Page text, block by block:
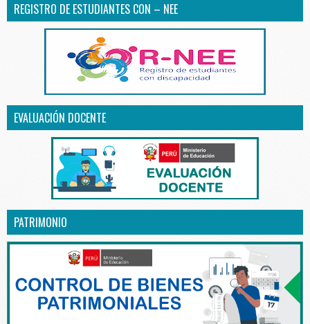
REGISTRO DE ESTUDIANTES CON – NEE
EVALUACIÓN DOCENTE
PATRIMONIO